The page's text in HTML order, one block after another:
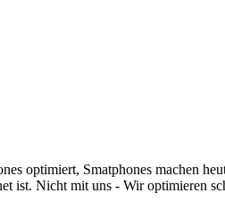
optimiert, Smatphones machen
Nicht mit uns - Wir optimieren